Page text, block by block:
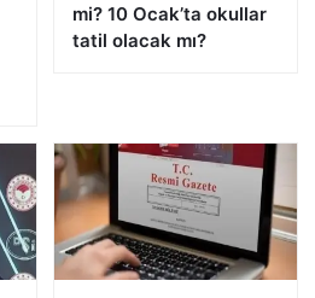
mi? 10 Ocak’ta okullar
tatil olacak mı?